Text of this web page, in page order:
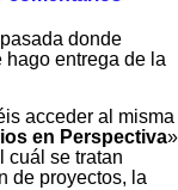
donde
hago entrega de la
acceder al misma
en Perspectiva»
cuál se tratan
de proyectos, la